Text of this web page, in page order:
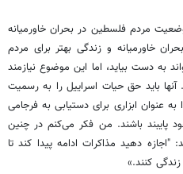
مردم فلسطین در بحران خاورمیانه
خاورمیانه و زندگی بهتر برای مردم
دست بیاید، اما این موضوع نیازمند
باید حق حیات اسراییل را به رسمیت
عنوان ابزاری برای دستیابی به فرجامی
پایبند باشند. من ‌فکر می‌کنم در چنین
دهید مذاکرات ادامه پیدا کند تا
کنند.»